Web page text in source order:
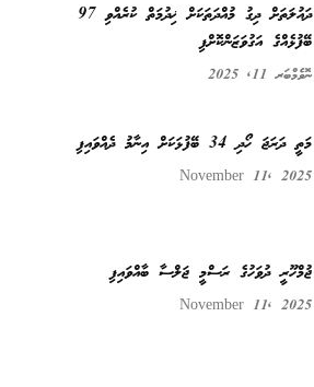
ދައުލަތަށް ދިގު މުއްދަތަކަށް ޚިދުމަތް ކުރެއްވި 97
ބޭފުޅެއްގެ އަގުވަޒަންކޮށްފި
ނޮވެމްބަރ 11, 2025
މަތީ ދަރަޖަ ހޯދި 34 ބޭފުޅަކަށް އިނާމު ދެއްވައިފި
November 11, 2025
ޖުމްހޫރީ ދުވަހުގެ ރަސްމީ ޖަލްސާ ބާއްވައިފި
November 11, 2025